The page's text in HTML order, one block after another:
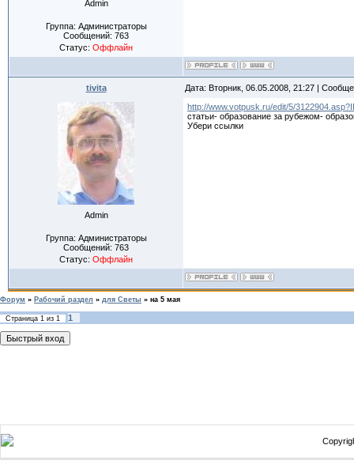
Admin
Группа: Администраторы
Сообщений: 763
Статус: Оффлайн
tivita Дата: Вторник, 06.05.2008, 21:27 |
Admin
Группа: Администраторы
Сообщений: 763
Статус: Оффлайн
http://www.votpusk.ru/edit/5/
статьи- образование за рубежом-
Убери ссылки
Форум » Рабочий раздел » для Светы » на 5 мая
Страница 1 из 1 1